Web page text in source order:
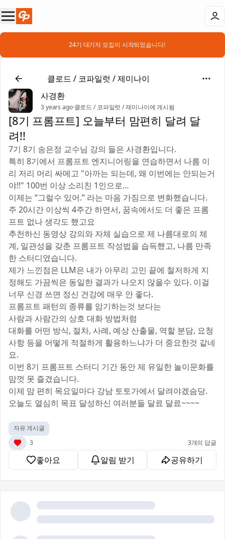
📣 24기 대기자 모집이 시작되었습니다!
🤖클로드 / 코파일럿 / 제미나이
사경환
3 years ago·클로드 / 코파일럿 / 제미나이에 게시됨
[8기 프롬프트] 오늘부터 맘편히 달려 달
려!!
7기 8기 송은정 교수님 강의 들은 사경환입니다.
특히 8기에서 프롬프트 엔지니어링을 연습하면서 나름 이
리 저리 머리 싸메고 "아까는 되는데, 왜 이번에는 안되는거
야!!" 100번 이상 소리친 1인으로…
이제는 “그럴수 있어.” 라는 마음 가짐으로 변화했습니다.
주 20시간 이상씩 4주간 하면서, 꿈속에서도 더 좋은 프롬
프트 없나 생각도 했고요
추천하신 동영상 강의와 자체 실습으로 제 나름대로의 체
계, 일관성을 갖춘 프롬프트 작성법을 습득했고, 나름 만족
한 스터디였습니다.
제가 느낀점은 LLM은 내가 아무리 고민 끝에 철저하게 지
정해도 가끔씩은 동일한 결과가 나오지 않을수 있다. 이걸
너무 신경 쓰면 정신 건강에 매우 안 좋다.
프롬프트 패턴의 종류를 암기하는것 보다는
사람과 사람간의 상호 대화 방법처럼
대화를 어떤 방식, 절차, 사례, 예상 산출물, 역할 분담, 요청
사항 등을 어떻게 적절하게 활용하느냐가 더 중요한것 같네
요.
이번 8기 프롬프트 스터디 기간 동안 제 유일한 놀이문화를
맘껏 못 즐겼습니다.
이제 맘 편히 목요일마다 강남 토토가에서 달려야겠슴당.
오늘도 열심히 목표 달성하신 여러분들 달료 달료~~~~
자유 게시글
3
3개의 답글
좋아요 알림 받기 공유하기